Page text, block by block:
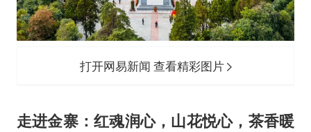
打开网易新闻 查看精彩图片
走进金寨：红魂润心，山花悦心，茶香暖